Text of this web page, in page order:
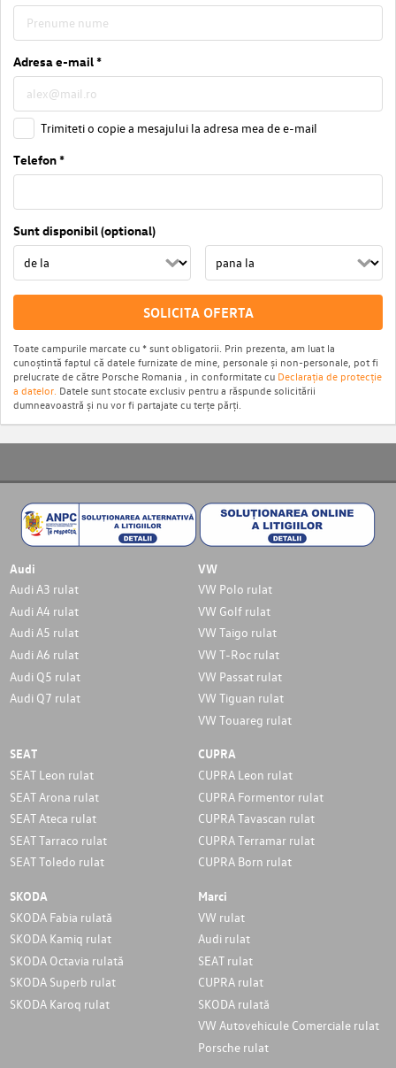
Adresa e-mail *
Trimiteti o copie a mesajului la adresa mea de e-mail
Telefon *
Sunt disponibil (optional)
SOLICITA OFERTA
Toate campurile marcate cu * sunt obligatorii. Prin prezenta, am luat la
cunoștintă faptul că datele furnizate de mine, personale și non-personale, pot fi
prelucrate de către Porsche Romania , in conformitate cu Declarația de protecție
a datelor. Datele sunt stocate exclusiv pentru a răspunde solicitării
dumneavoastră și nu vor fi partajate cu terțe părți.
Audi
Audi A3 rulat
Audi A4 rulat
Audi A5 rulat
Audi A6 rulat
Audi Q5 rulat
Audi Q7 rulat
VW
VW Polo rulat
VW Golf rulat
VW Taigo rulat
VW T-Roc rulat
VW Passat rulat
VW Tiguan rulat
VW Touareg rulat
SEAT
SEAT Leon rulat
SEAT Arona rulat
SEAT Ateca rulat
SEAT Tarraco rulat
SEAT Toledo rulat
CUPRA
CUPRA Leon rulat
CUPRA Formentor rulat
CUPRA Tavascan rulat
CUPRA Terramar rulat
CUPRA Born rulat
SKODA
SKODA Fabia rulată
SKODA Kamiq rulat
SKODA Octavia rulată
SKODA Superb rulat
SKODA Karoq rulat
Marci
VW rulat
Audi rulat
SEAT rulat
CUPRA rulat
SKODA rulată
VW Autovehicule Comerciale rulat
Porsche rulat